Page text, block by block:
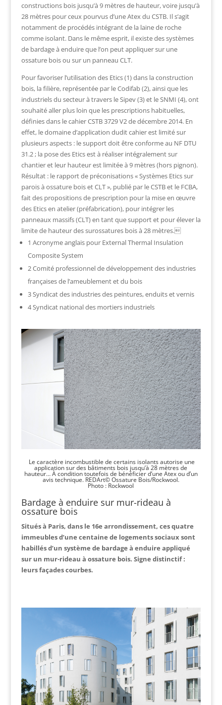
constructions bois jusqu’à 9 mètres de hauteur, voire jusqu’à
28 mètres pour ceux pourvus d’une Atex du CSTB. Il s’agit
notamment de procédés intégrant de la laine de roche
comme isolant. Dans le même esprit, il existe des systèmes
de bardage à enduire que l’on peut appliquer sur une
ossature bois ou sur un panneau CLT.
Pour favoriser l’utilisation des Etics (1) dans la construction
bois, la filière, représentée par le Codifab (2), ainsi que les
industriels du secteur à travers le Sipev (3) et le SNMI (4), ont
souhaité aller plus loin que les prescriptions habituelles,
définies dans le cahier CSTB 3729 V2 de décembre 2014. En
effet, le domaine d’application dudit cahier est limité sur
plusieurs aspects : le support doit être conforme au NF DTU
31.2 ; la pose des Etics est à réaliser intégralement sur
chantier et leur hauteur est limitée à 9 mètres (hors pignon).
Résultat : le rapport de préconisations « Systèmes Etics sur
parois à ossature bois et CLT », publié par le CSTB et le FCBA,
fait des propositions de prescription pour la mise en œuvre
des Etics en atelier (préfabrication), pour intégrer les
panneaux massifs (CLT) en tant que support et pour élever la
limite de hauteur des surossatures bois à 28 mètres.
1 Acronyme anglais pour External Thermal Insulation
Composite System
2 Comité professionnel de développement des industries
françaises de l’ameublement et du bois
3 Syndicat des industries des peintures, enduits et vernis
4 Syndicat national des mortiers industriels
Le caractère incombustible de certains isolants autorise une
application sur des bâtiments bois jusqu’à 28 mètres de
hauteur… À condition toutefois de bénéficier d’une Atex ou d’un
avis technique. REDArt© Ossature Bois/Rockwool.
Photo : Rockwool
Bardage à enduire sur mur-rideau à
ossature bois
Situés à Paris, dans le 16e arrondissement, ces quatre
immeubles d’une centaine de logements sociaux sont
habillés d’un système de bardage à enduire appliqué
sur un mur-rideau à ossature bois. Signe distinctif :
leurs façades courbes.